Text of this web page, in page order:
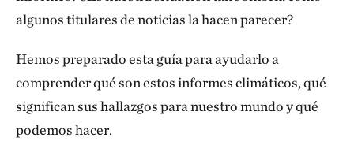
algunos titulares de noticias la hacen parecer?
Hemos preparado esta guía para ayudarlo a
comprender qué son estos informes climáticos, qué
significan sus hallazgos para nuestro mundo y qué
podemos hacer.